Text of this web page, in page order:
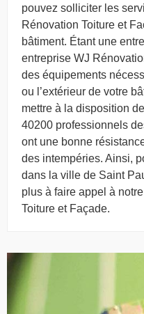
pouvez solliciter les
Rénovation Toiture et
bâtiment. Étant une
entreprise WJ
des équipements
ou l’extérieur de votre
mettre à la disposition
40200 professionnels
ont une bonne
des intempéries. Ainsi,
dans la ville de Saint
plus à faire appel à
Toiture et Façade.